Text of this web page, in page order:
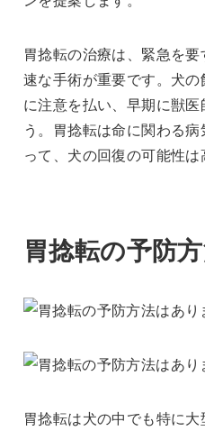
胃捻転の治療は、緊急を
速な手術が重要です。犬
に注意を払い、早期に獣
う。胃捻転は命に関わる
って、犬の回復の可能性は
胃捻転の予防
胃捻転は犬の中でも特に